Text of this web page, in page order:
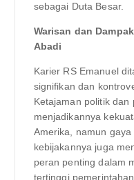
sebagai Duta Besar.
Warisan dan
Abadi
Karier RS ​​Emanuel
signifikan dan
Ketajaman politik dan
menjadikannya
Amerika, namun
kebijakannya juga
peran penting dalam
tertinggi